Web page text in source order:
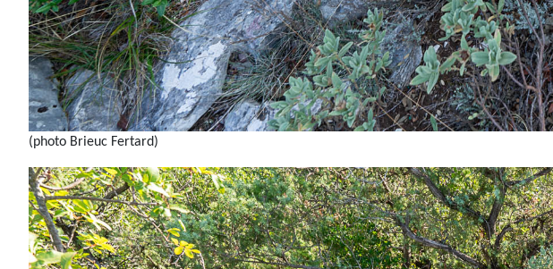
(photo Brieuc Fertard)